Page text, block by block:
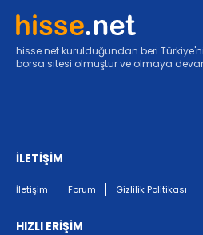
hisse.net kurulduğundan beri
borsa sitesi olmuştur ve olmaya
İLETİŞİM
İletişim Forum Gizlilik Politikası
HIZLI ERİŞİM